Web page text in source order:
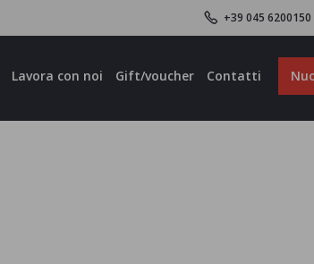
+39 045 6200150
Lavora con noi Gift/voucher Contatti